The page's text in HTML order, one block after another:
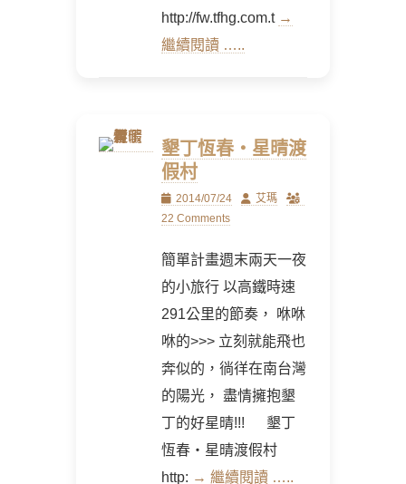
http://fw.tfhg.com.t →
繼續閱讀 …..
墾丁恆春‧星晴渡
假村
Posted
on
2014/07/24 Author
艾瑪
22 Comments
簡單計畫週末兩天一夜
的小旅行 以高鐵時速
291公里的節奏， 咻咻
咻的>>> 立刻就能飛也
奔似的，徜徉在南台灣
的陽光， 盡情擁抱墾
丁的好星晴!!! 墾丁
恆春‧星晴渡假村
http: → 繼續閱讀 …..